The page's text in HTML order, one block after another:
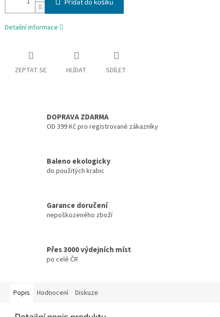
Přidat do košíku
Detailní informace
ZEPTAT SE HLÍDAT SDÍLET
DOPRAVA ZDARMA
OD 399 Kč pro registrované zákazníky
Baleno ekologicky
do použitých krabic
Garance doručení
nepoškozeného zboží
Přes 3000 výdejních míst
po celé ČR
Popis Hodnocení Diskuze